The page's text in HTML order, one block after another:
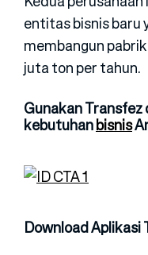
entitas bisnis baru
membangun
juta ton per tahun.
Gunakan
kebutuhanbisnis
Download Aplikasi